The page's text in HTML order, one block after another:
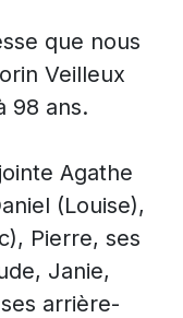
que nous
Veilleux
98 ans.
Agathe
(Louise),
Pierre, ses
Janie,
arrière-